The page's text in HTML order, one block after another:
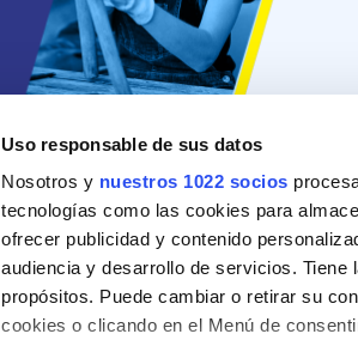
Uso responsable de sus datos
Nosotros y nuestros 1022 socios
tecnologías como las cookies para
ofrecer publicidad y contenido
audiencia y desarrollo de servicios.
propósitos. Puede cambiar o retirar su
cookies o clicando en el Menú de